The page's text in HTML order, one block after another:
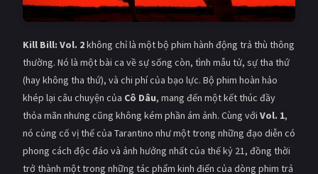
Kill Bill: Vol. 2không chỉ là một bộ phim hành động trả thù thông
thường. Nó là một bài ca về sự sống còn, tình mẫu tử, sự tha thứ
(hay không tha thứ), và chi phí của bạo lực. Bộ phim hoàn hảo
khép lại câu chuyện của Cô Dâu, mang đến một kết thúc đầy
thỏa mãn nhưng cũng không kém phần ám ảnh. Cùng với Vol. 1,
nó củng cố vị thế của Tarantino như một trong những đạo diễn có
phong cách độc đáo và ảnh hưởng nhất của thế kỷ 21, đồng thời
trở thành một trong những tác phẩm kinh điển của dòng phim trả